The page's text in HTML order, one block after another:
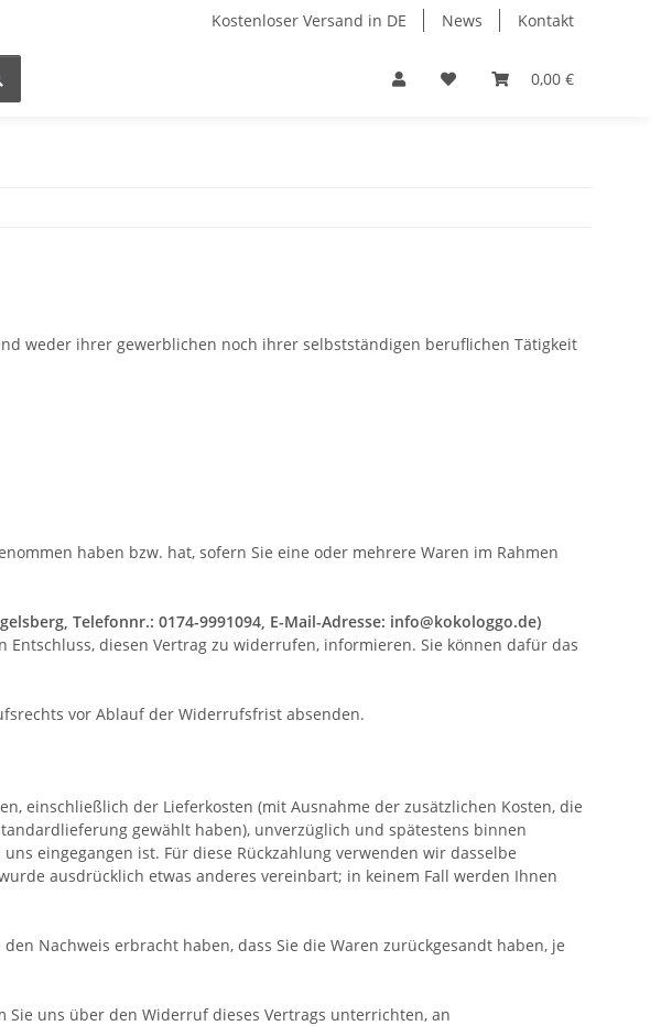
Kostenloser Versand in DE News Kontakt
0,00 €
weder ihrer gewerblichen noch ihrer selbstständigen beruflichen Tätigkeit
haben bzw. hat, sofern Sie eine oder mehrere Waren im Rahmen
Telefonnr.: 0174-9991094, E-Mail-Adresse: info@kokologgo.de)
diesen Vertrag zu widerrufen, informieren. Sie können dafür das
vor Ablauf der Widerrufsfrist absenden.
einschließlich der Lieferkosten (mit Ausnahme der zusätzlichen Kosten, die
gewählt haben), unverzüglich und spätestens binnen
eingegangen ist. Für diese Rückzahlung verwenden wir dasselbe
ausdrücklich etwas anderes vereinbart; in keinem Fall werden Ihnen
Nachweis erbracht haben, dass Sie die Waren zurückgesandt haben, je
Sie uns über den Widerruf dieses Vertrags unterrichten, an